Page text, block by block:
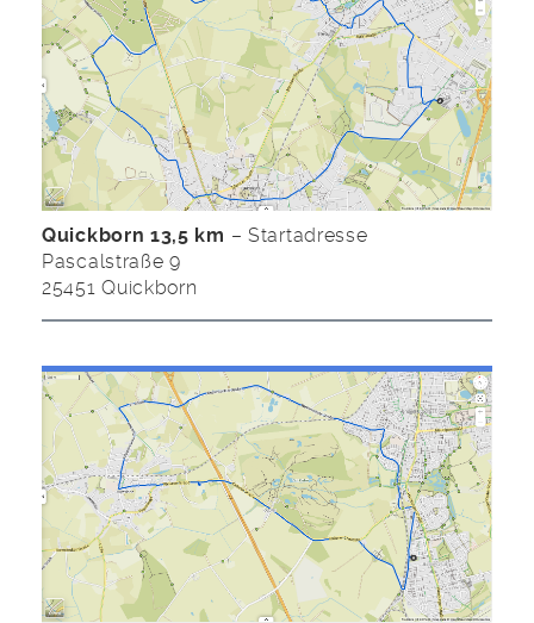
Quickborn 13,5 km – Startadresse
Pascalstraße 9
25451 Quickborn